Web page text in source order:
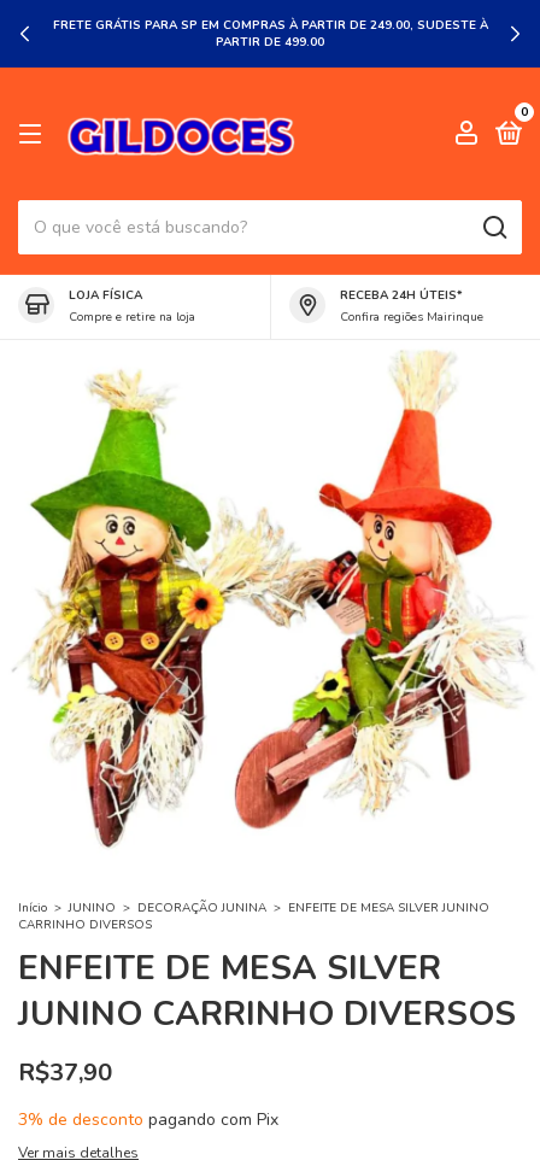
FRETE GRÁTIS PARA SP EM COMPRAS À PARTIR DE 249.00, SUDESTE À
PARTIR DE 499.00
0
LOJA FÍSICA
Compre e retire na loja
RECEBA 24H ÚTEIS*
Confira regiões Mairinque
Início > JUNINO > DECORAÇÃO JUNINA > ENFEITE DE MESA SILVER JUNINO
CARRINHO DIVERSOS
ENFEITE DE MESA SILVER
JUNINO CARRINHO DIVERSOS
R$37,90
3% de desconto pagando com Pix
Ver mais detalhes